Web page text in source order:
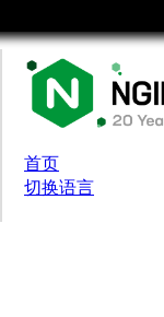
首页
切换语言